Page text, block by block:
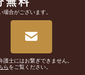
合がございます。
士にはお繋ぎできません。
らをご覧ください。